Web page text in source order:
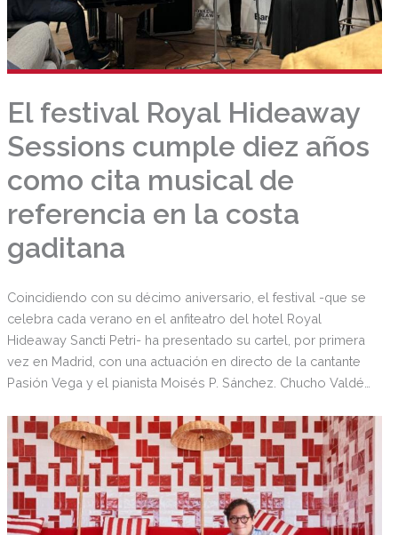
El festival Royal Hideaway
Sessions cumple diez años
como cita musical de
referencia en la costa
gaditana
Coincidiendo con su décimo aniversario, el festival -que se
celebra cada verano en el anfiteatro del hotel Royal
Hideaway Sancti Petri- ha presentado su cartel, por primera
vez en Madrid, con una actuación en directo de la cantante
Pasión Vega y el pianista Moisés P. Sánchez. Chucho Valdés
Yamandu Costa, entre otros, forman parte de la X edición de
este festival, por el que han pasado músicos de renombre
como Tomatito, Kiko Veneno, Toquinho y Camilla Faustino o
Salvador Sobral.